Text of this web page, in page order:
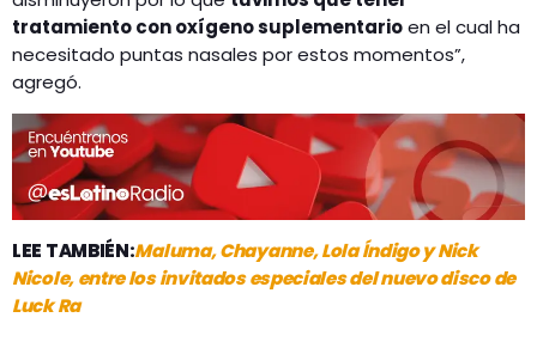
tratamiento con oxígeno suplementarioen el cual ha
necesitado puntas nasales por estos momentos”,
agregó.
LEE TAMBIÉN:Maluma, Chayanne, Lola Índigo y Nick
Nicole, entre los invitados especiales del nuevo disco de
Luck Ra